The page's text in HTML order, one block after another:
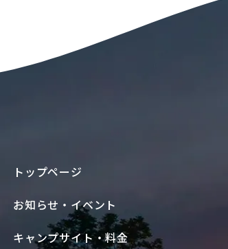
トップページ
お知らせ・イベント
キャンプサイト・料金